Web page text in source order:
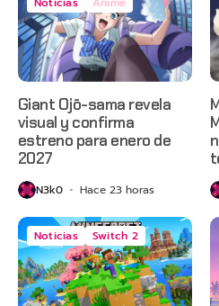
Giant Ojō-sama revela
visual y confirma
estreno para enero de
2027
N3k0 Hace 23 horas
Noticias Switch 2